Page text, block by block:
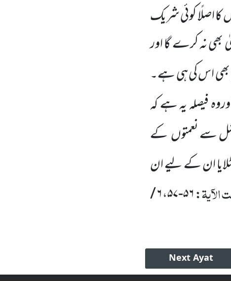
کا اصلًا کوئی شریک
نہ کرے گا اور
اس کی ہی ہے۔
فیصلہ یہ ہے کہ
سے نعمتوںکے
ان کے لیے ان
الآیۃ
: ۵۶-۵۷، ۶ /
Next Ayat